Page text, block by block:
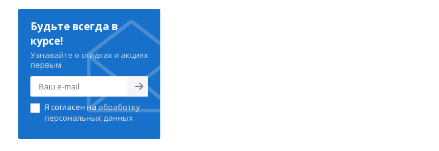
Будьте всегда в
курсе!
Узнавайте о скидках и акциях
первым
Я согласен наобработку
персональных данных